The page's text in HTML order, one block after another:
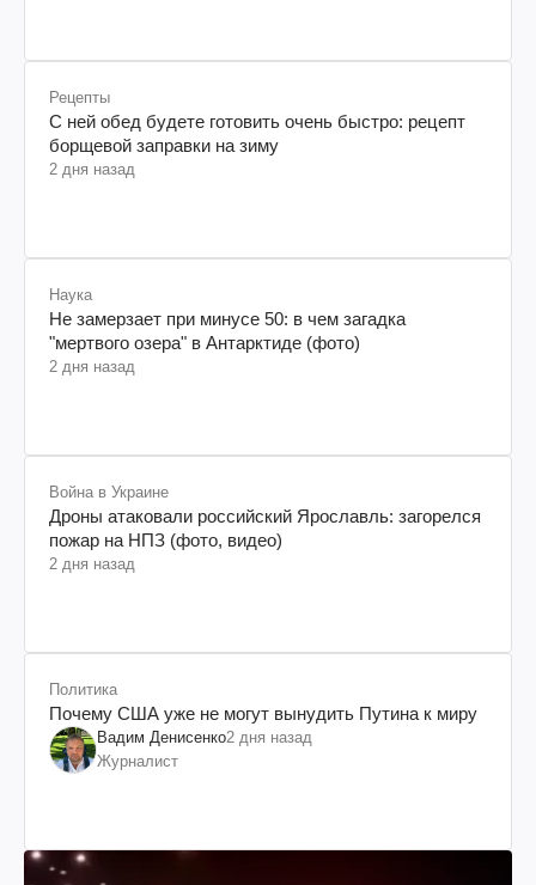
Рецепты
С ней обед будете готовить очень быстро: рецепт
борщевой заправки на зиму
2 дня назад
Наука
Не замерзает при минусе 50: в чем загадка
"мертвого озера" в Антарктиде (фото)
2 дня назад
Война в Украине
Дроны атаковали российский Ярославль: загорелся
пожар на НПЗ (фото, видео)
2 дня назад
Политика
Почему США уже не могут вынудить Путина к миру
Вадим Денисенко2 дня назад
Журналист